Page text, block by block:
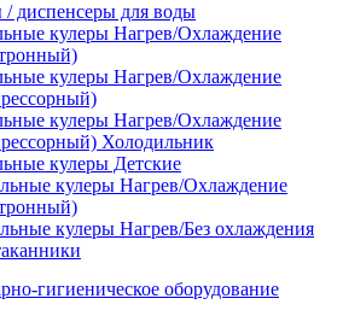
/ диспенсеры для воды
кулеры Нагрев/Охлаждение
кулеры Нагрев/Охлаждение
кулеры Нагрев/Охлаждение
Холодильник
кулеры Детские
кулеры Нагрев/Охлаждение
кулеры Нагрев/Без охлаждения
гигиеническое оборудование